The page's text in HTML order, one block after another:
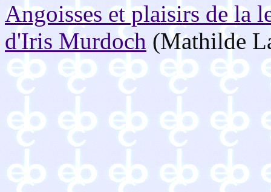
Angoisses et plaisirs de la
d'Iris Murdoch (Mathilde